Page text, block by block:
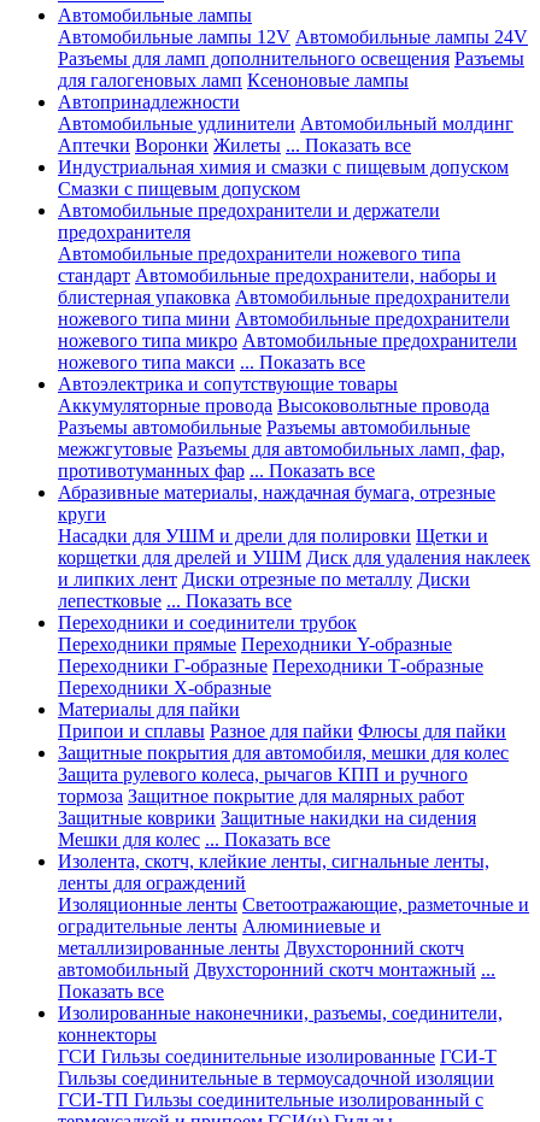
Автомобильные лампы
Автомобильные лампы 12V Автомобильные лампы 24V
Разъемы для ламп дополнительного освещения Разъемы
для галогеновых ламп Ксеноновые лампы
Автопринадлежности
Автомобильные удлинители Автомобильный молдинг
Аптечки Воронки Жилеты ... Показать все
Индустриальная химия и смазки с пищевым допуском
Смазки с пищевым допуском
Автомобильные предохранители и держатели
предохранителя
Автомобильные предохранители ножевого типа
стандарт Автомобильные предохранители, наборы и
блистерная упаковка Автомобильные предохранители
ножевого типа мини Автомобильные предохранители
ножевого типа микро Автомобильные предохранители
ножевого типа макси ... Показать все
Автоэлектрика и сопутствующие товары
Аккумуляторные провода Высоковольтные провода
Разъемы автомобильные Разъемы автомобильные
межжгутовые Разъемы для автомобильных ламп, фар,
противотуманных фар ... Показать все
Абразивные материалы, наждачная бумага, отрезные
круги
Насадки для УШМ и дрели для полировки Щетки и
корщетки для дрелей и УШМ Диск для удаления наклеек
и липких лент Диски отрезные по металлу Диски
лепестковые ... Показать все
Переходники и соединители трубок
Переходники прямые Переходники Y-образные
Переходники Г-образные Переходники Т-образные
Переходники Х-образные
Материалы для пайки
Припои и сплавы Разное для пайки Флюсы для пайки
Защитные покрытия для автомобиля, мешки для колес
Защита рулевого колеса, рычагов КПП и ручного
тормоза Защитное покрытие для малярных работ
Защитные коврики Защитные накидки на сидения
Мешки для колес ... Показать все
Изолента, скотч, клейкие ленты, сигнальные ленты,
ленты для ограждений
Изоляционные ленты Светоотражающие, разметочные и
оградительные ленты Алюминиевые и
металлизированные ленты Двухсторонний скотч
автомобильный Двухсторонний скотч монтажный ...
Показать все
Изолированные наконечники, разъемы, соединители,
коннекторы
ГСИ Гильзы соединительные изолированные ГСИ-Т
Гильзы соединительные в термоусадочной изоляции
ГСИ-ТП Гильзы соединительные изолированный с